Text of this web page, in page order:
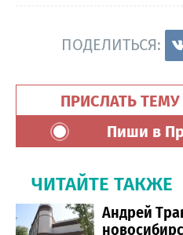
ПОДЕЛИТЬСЯ:
ПРИСЛАТЬ
Пиши в
ЧИТАЙТЕ ТАКЖЕ
Андрей